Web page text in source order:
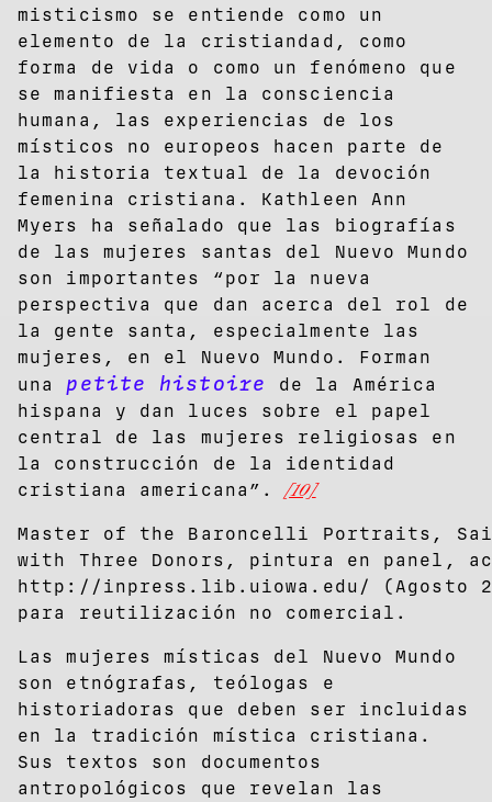
misticismo se entiende como un
elemento de la cristiandad, como
forma de vida o como un fenómeno que
se manifiesta en la consciencia
humana, las experiencias de los
místicos no europeos hacen parte de
la historia textual de la devoción
femenina cristiana. Kathleen Ann
Myers ha señalado que las biografías
de las mujeres santas del Nuevo Mundo
son importantes “por la nueva
perspectiva que dan acerca del rol de
la gente santa, especialmente las
mujeres, en el Nuevo Mundo. Forman
una petite histoire
de la América
hispana y dan luces sobre el papel
central de las mujeres religiosas en
la construcción de la identidad
cristiana americana”.[10]
Master of the Baroncelli Portraits,
with Three Donors, pintura en panel,
http://inpress.lib.uiowa.edu/ (Agosto
para reutilización no comercial.
Las mujeres místicas del Nuevo Mundo
son etnógrafas, teólogas e
historiadoras que deben ser incluidas
en la tradición mística cristiana.
Sus textos son documentos
antropológicos que revelan las